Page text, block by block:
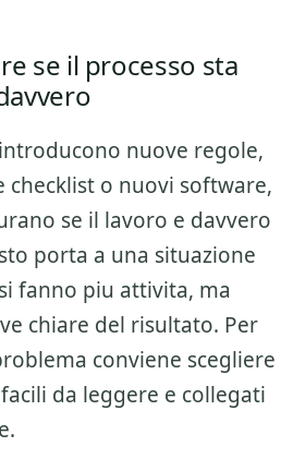
se il processo sta
nuove regole,
checklist o nuovi software,
se il lavoro e davvero
porta a una situazione
fanno piu attivita, ma
chiare del risultato. Per
conviene scegliere
da leggere e collegati